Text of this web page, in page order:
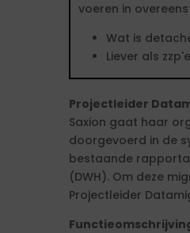
voeren in
Wat is
Liever als
Projectleider
Saxion gaat haar
doorgevoerd in de
bestaande
(DWH). Om deze
Projectleider